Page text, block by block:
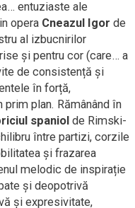
entuziaste ale
opera Cneazul Igor de
al izbucnirilor
și pentru cor (care… a
de consistență și
în forță,
plan. Rămânând în
spaniol de Rimski-
între partizi, corzile
și frazarea
melodic de inspirație
și deopotrivă
și expresivitate,